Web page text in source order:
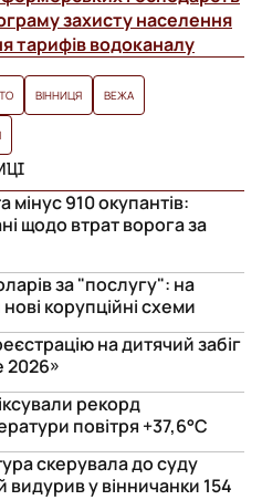
захисту населення
тарифів водоканалу
ВІННИЦЯ ВЕЖА
мінус 910 окупантів:
щодо втрат ворога за
за "послугу": на
корупційні схеми
на дитячий забіг
2026»
рекорд
повітря +37,6°С
скерувала до суду
у вінничанки 154